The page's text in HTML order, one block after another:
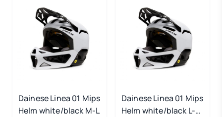
Dainese Linea 01 Mips
Helm white/black M-L
Dainese Linea 01 Mips
Helm white/black L-